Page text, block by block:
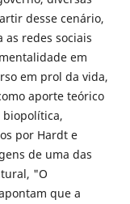
desse cenário,
redes sociais
em
em prol da vida,
aporte teórico
biopolítica,
por Hardt e
de uma das
"O
que a